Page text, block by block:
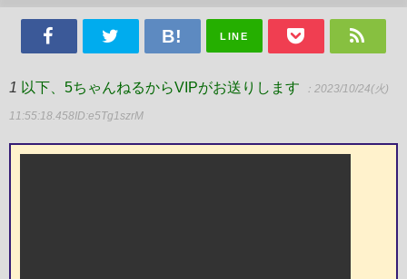
LINE
1 以下、5ちゃんねるからVIPがお送りします ：2023/10/24(火)
11:55:18.458ID:e5Tg1szrM